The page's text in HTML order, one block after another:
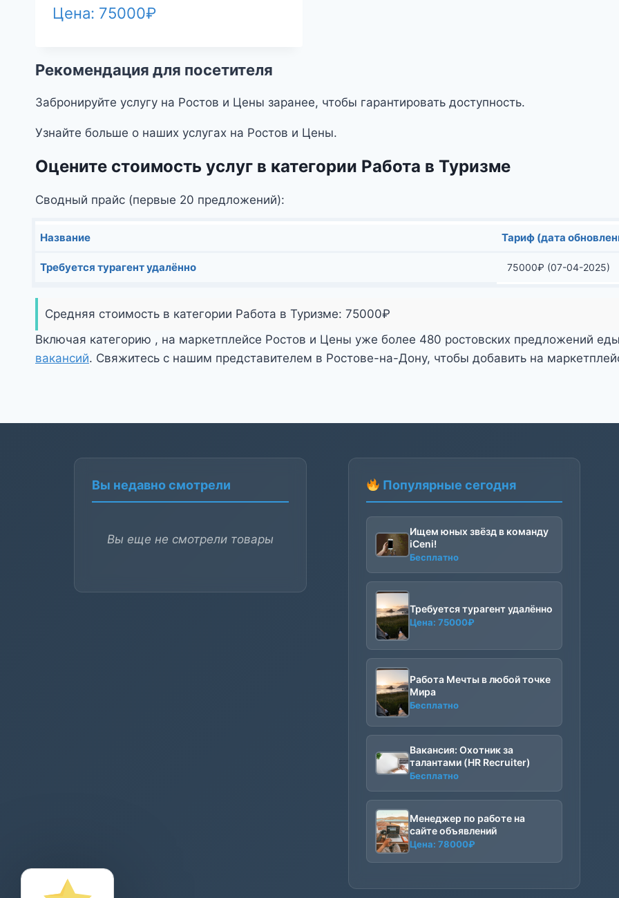
Цена: 75000₽
Рекомендация для посетителя
Забронируйте услугу на Ростов и Цены заранее, чтобы гарантировать доступность.
Узнайте больше о наших услугах на Ростов и Цены.
Оцените стоимость услуг в категории Работа в Туризме
Сводный прайс (первые 20 предложений):
Название Тариф (дата
Требуется турагент удалённо 75000₽ (07-04-2025)
Средняя стоимость в категории Работа в Туризме: 75000₽
Включая категорию , на маркетплейсе Ростов и Цены уже более 480 ростовских предложений
вакансий. Свяжитесь с нашим представителем в Ростове-на-Дону, чтобы добавить на
Вы недавно смотрели
Вы еще не смотрели товары
Популярные сегодня
Ищем юных звёзд в команду
iCeni!
Бесплатно
Требуется турагент удалённо
Цена: 75000₽
Работа Мечты в любой точке
Мира
Бесплатно
Вакансия: Охотник за
талантами (HR Recruiter)
Бесплатно
Менеджер по работе на
сайте объявлений
Цена: 78000₽